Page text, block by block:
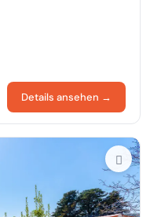
Details ansehen →